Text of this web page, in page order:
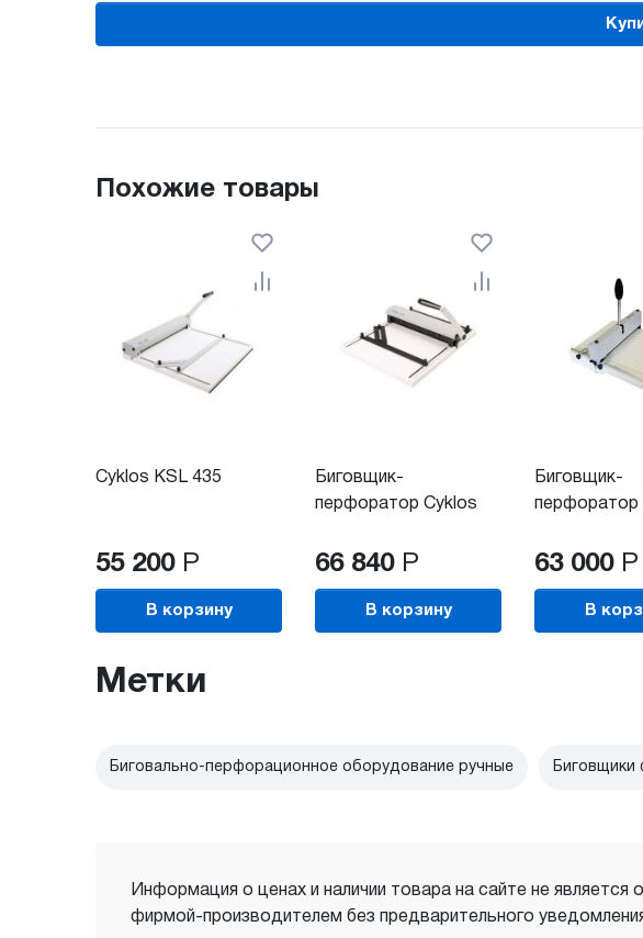
Похожие товары
Cyklos KSL 435
55 200 Р
В корзину
Биговщик-
перфоратор Cyklos
66 840 Р
В корзину
Биговщик-
перфоратор
63 000 Р
В
Метки
Биговально-перфорационное оборудование ручные Биговщики
Информация о ценах и наличии товара на сайте не
фирмой-производителем без предварительного